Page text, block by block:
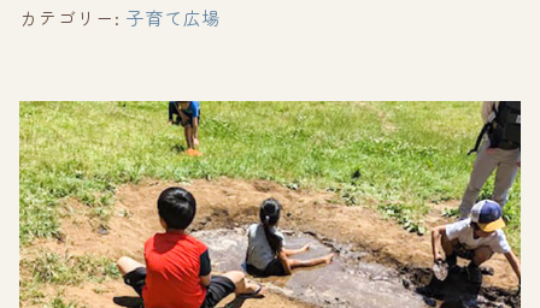
カテゴリー: 子育て広場